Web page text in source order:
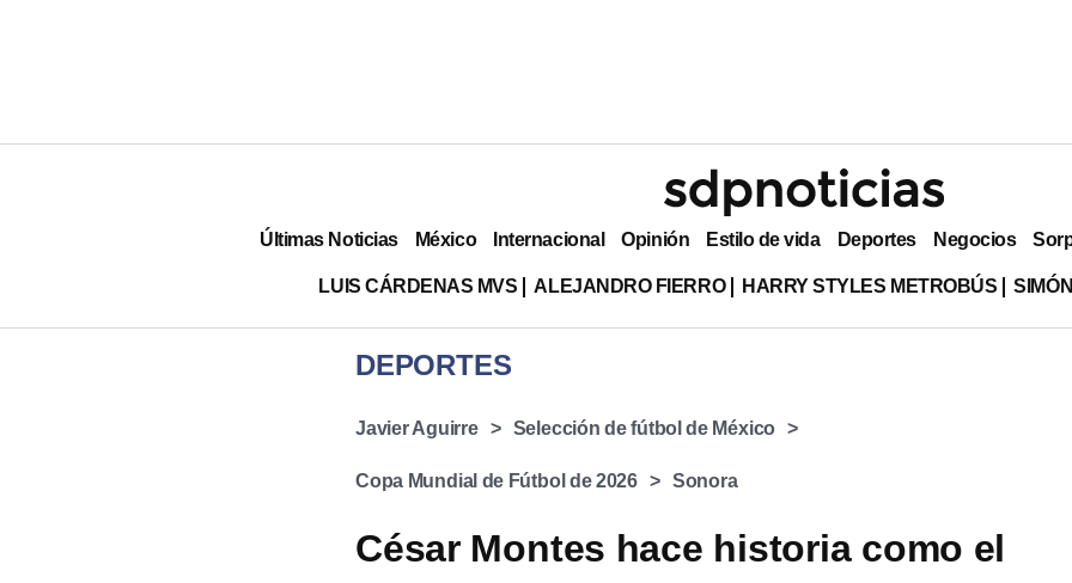
Últimas Noticias México Internacional Opinión Estilo de vida Deportes Negocios
LUIS CÁRDENAS MVS ALEJANDRO FIERRO HARRY STYLES METROBÚS
DEPORTES
Javier Aguirre Selección de fútbol de México
Copa Mundial de Fútbol de 2026 Sonora
César Montes hace historia como el